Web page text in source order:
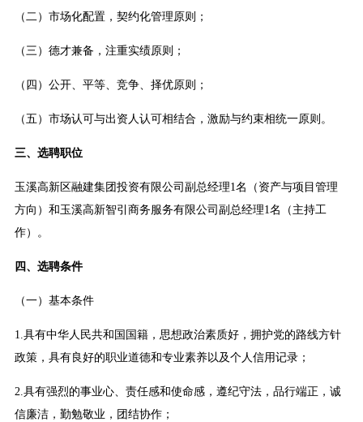
（二）市场化配置，契约化管理原则；
（三）德才兼备，注重实绩原则；
（四）公开、平等、竞争、择优原则；
（五）市场认可与出资人认可相结合，激励与约束相统一原则。
三、选聘职位
玉溪高新区融建集团投资有限公司副总经理1名（资产与项目管理
方向）和玉溪高新智引商务服务有限公司副总经理1名（主持工
作）。
四、选聘条件
（一）基本条件
1.具有中华人民共和国国籍，思想政治素质好，拥护党的路线方针
政策，具有良好的职业道德和专业素养以及个人信用记录；
2.具有强烈的事业心、责任感和使命感，遵纪守法，品行端正，诚
信廉洁，勤勉敬业，团结协作；